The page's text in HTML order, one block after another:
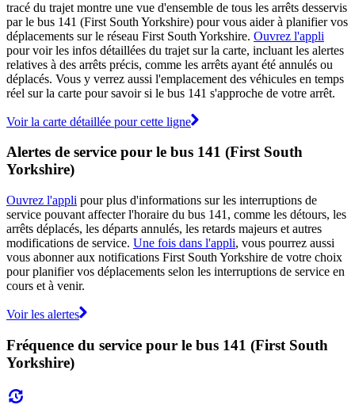
tracé du trajet montre une vue d'ensemble de tous les arrêts desservis
par le bus 141 (First South Yorkshire) pour vous aider à planifier vos
déplacements sur le réseau First South Yorkshire. Ouvrez l'appli
pour voir les infos détaillées du trajet sur la carte, incluant les alertes
relatives à des arrêts précis, comme les arrêts ayant été annulés ou
déplacés. Vous y verrez aussi l'emplacement des véhicules en temps
réel sur la carte pour savoir si le bus 141 s'approche de votre arrêt.
Voir la carte détaillée pour cette ligne
Alertes de service pour le bus 141 (First South
Yorkshire)
Ouvrez l'appli pour plus d'informations sur les interruptions de
service pouvant affecter l'horaire du bus 141, comme les détours, les
arrêts déplacés, les départs annulés, les retards majeurs et autres
modifications de service. Une fois dans l'appli, vous pourrez aussi
vous abonner aux notifications First South Yorkshire de votre choix
pour planifier vos déplacements selon les interruptions de service en
cours et à venir.
Voir les alertes
Fréquence du service pour le bus 141 (First South
Yorkshire)